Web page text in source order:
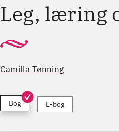
Leg, læring
Camilla Tønning
Bog E-bog